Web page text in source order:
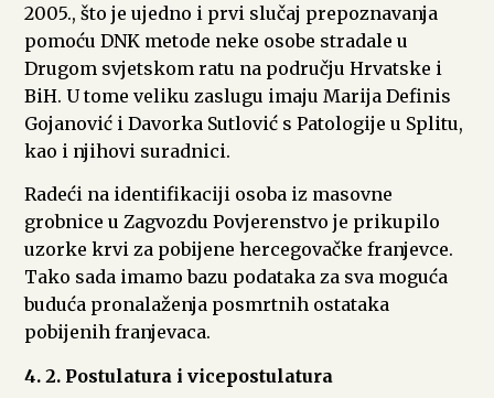
2005., što je ujedno i prvi slučaj prepoznavanja
pomoću DNK metode neke osobe stradale u
Drugom svjetskom ratu na području Hrvatske i
BiH. U tome veliku zaslugu imaju Marija Definis
Gojanović i Davorka Sutlović s Patologije u Splitu,
kao i njihovi suradnici.
Radeći na identifikaciji osoba iz masovne
grobnice u Zagvozdu Povjerenstvo je prikupilo
uzorke krvi za pobijene hercegovačke franjevce.
Tako sada imamo bazu podataka za sva moguća
buduća pronalaženja posmrtnih ostataka
pobijenih franjevaca.
4. 2. Postulatura i vicepostulatura